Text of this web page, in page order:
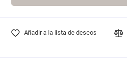
Añadir a la lista de deseos